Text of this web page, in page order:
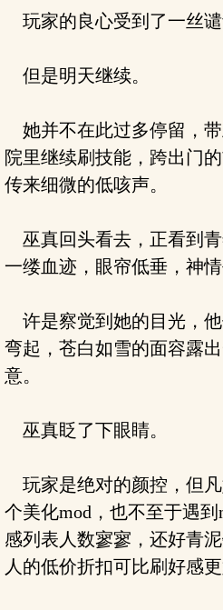
玩家的良心受到了一丝谴
但是明天继续。
她并不在此过多停留，
院里继续刷技能，跨出门
传来细微的低咳声。
巫真回头看去，正看到
一缕血迹，眼帘低垂，神情
许是察觉到她的目光，
弯起，苍白如雪的面容露
意。
巫真眨了下眼睛。
玩家是绝对的颜控，但
个美化mod，也不至于遇
感列表人数寥寥，还好青
人的低价折扣可比刷好感更